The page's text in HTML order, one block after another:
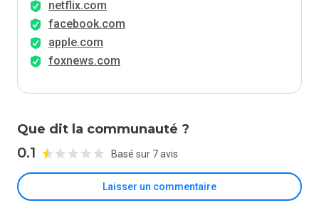
netflix.com
facebook.com
apple.com
foxnews.com
Que dit la communauté ?
0.1 Basé sur 7 avis
Laisser un commentaire